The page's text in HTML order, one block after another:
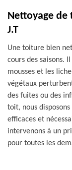
Nettoyage de
J.T
Une toiture bien
cours des saisons.
mousses et les
végétaux
des fuites ou des
toit, nous
efficaces et
intervenons à un
pour toutes les